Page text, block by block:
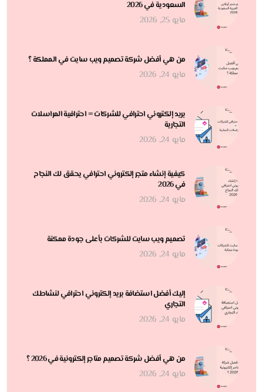
السعودية في 2026
مايو 25, 2026
من هي أفضل شركة تصميم ويب سايت في المملكة ؟
مايو 24, 2026
بريد إلكتروني احترافي للشركات = احترافية المراسلات
التجارية
مايو 24, 2026
كيفية إنشاء متجر إلكتروني احترافي يحقق لك النجاح
في 2026
مايو 24, 2026
تصميم ويب سايت للشركات بأعلى جودة ممكنة
مايو 24, 2026
إليك أفضل استضافة بريد إلكتروني احترافي لنشاطك
التجاري
مايو 24, 2026
من هي أفضل شركة تصميم متاجر إلكترونية في 2026 ؟
مايو 24, 2026